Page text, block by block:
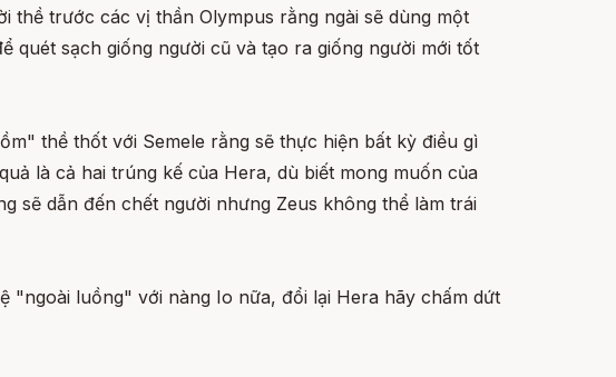
thề trước các vị thần Olympus rằng ngài sẽ dùng một
quét sạch giống người cũ và tạo ra giống người mới tốt
thề thốt với Semele rằng sẽ thực hiện bất kỳ điều gì
là cả hai trúng kế của Hera, dù biết mong muốn của
sẽ dẫn đến chết người nhưng Zeus không thể làm trái
"ngoài luồng" với nàng Io nữa, đổi lại Hera hãy chấm dứt